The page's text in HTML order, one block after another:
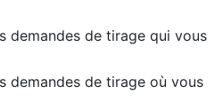
demandes de tirage qui vous
demandes de tirage où vous